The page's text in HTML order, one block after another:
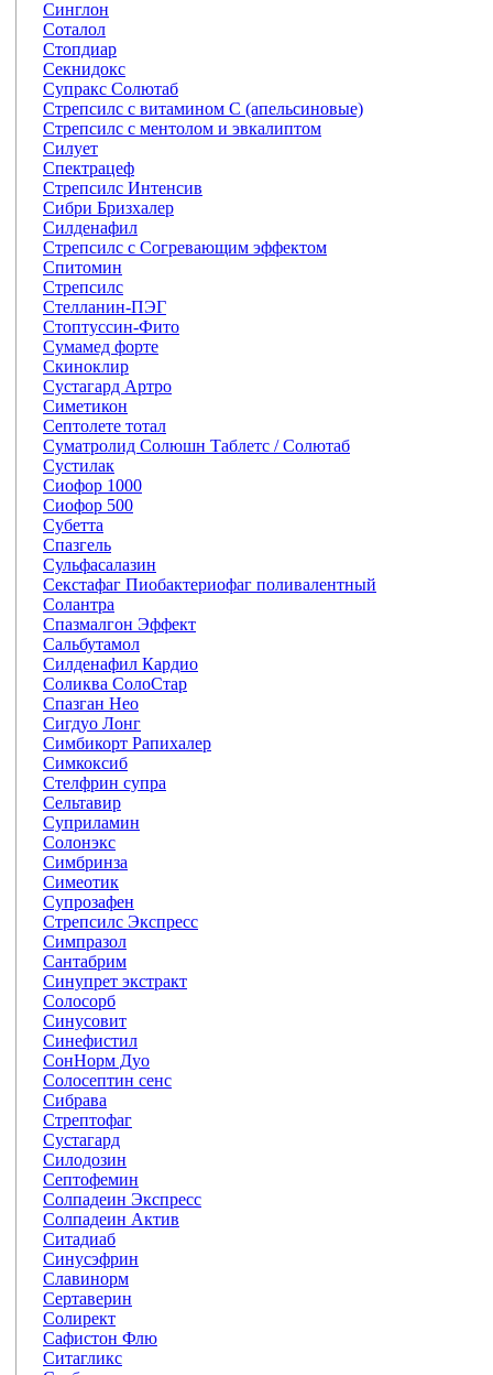
Синглон
Соталол
Стопдиар
Секнидокс
Супракс Солютаб
Стрепсилс с витамином С (апельсиновые)
Стрепсилс с ментолом и эвкалиптом
Силует
Спектрацеф
Стрепсилс Интенсив
Сибри Бризхалер
Силденафил
Стрепсилс с Согревающим эффектом
Спитомин
Стрепсилс
Стелланин-ПЭГ
Стоптуссин-Фито
Сумамед форте
Скиноклир
Сустагард Артро
Симетикон
Септолете тотал
Суматролид Солюшн Таблетс / Солютаб
Сустилак
Сиофор 1000
Сиофор 500
Субетта
Спазгель
Сульфасалазин
Секстафаг Пиобактериофаг поливалентный
Солантра
Спазмалгон Эффект
Сальбутамол
Силденафил Кардио
Соликва СолоСтар
Спазган Нео
Сигдуо Лонг
Симбикорт Рапихалер
Симкоксиб
Стелфрин супра
Сельтавир
Суприламин
Солонэкс
Симбринза
Симеотик
Супрозафен
Стрепсилс Экспресс
Симпразол
Сантабрим
Синупрет экстракт
Солосорб
Синусовит
Синефистил
СонНорм Дуо
Солосептин сенс
Сибрава
Стрептофаг
Сустагард
Силодозин
Септофемин
Солпадеин Экспресс
Солпадеин Актив
Ситадиаб
Синусэфрин
Славинорм
Сертаверин
Солирект
Сафистон Флю
Ситагликс